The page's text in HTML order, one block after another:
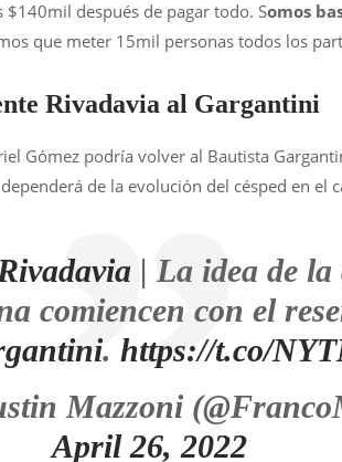
después de pagar todo. Somos
que meter 15mil personas todos los
Rivadavia al Gargantini
Gómez podría volver al Bautista
de la evolución del césped en el
| La idea de la
comiencen con el
.https://t.co/
Mazzoni
April 26, 2022